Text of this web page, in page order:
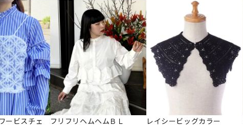
ービスチェ
フリフリヘムヘムＢＬ
レイシービッグカラー